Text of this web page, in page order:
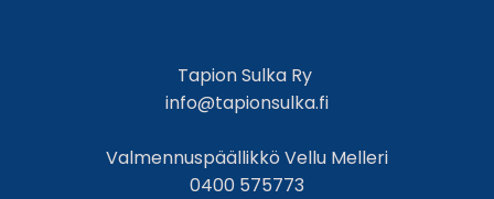
Tapion Sulka Ry
info@tapionsulka.fi
Valmennuspäällikkö Vellu Melleri
0400 575773